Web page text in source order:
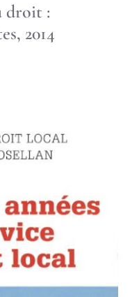
droit :
2014